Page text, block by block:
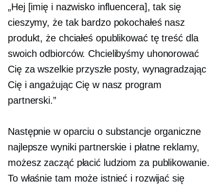
„Hej [imię i nazwisko influencera], tak się
cieszymy, że tak bardzo pokochałeś nasz
produkt, że chciałeś opublikować tę treść dla
swoich odbiorców. Chcielibyśmy uhonorować
Cię za wszelkie przyszłe posty, wynagradzając
Cię i angażując Cię w nasz program
partnerski.”
Następnie w oparciu o substancje organiczne
najlepsze wynikipartnerskie i płatne reklamy,
możesz zacząć płacić ludziom za publikowanie.
To właśnie tam może istnieć i rozwijać się